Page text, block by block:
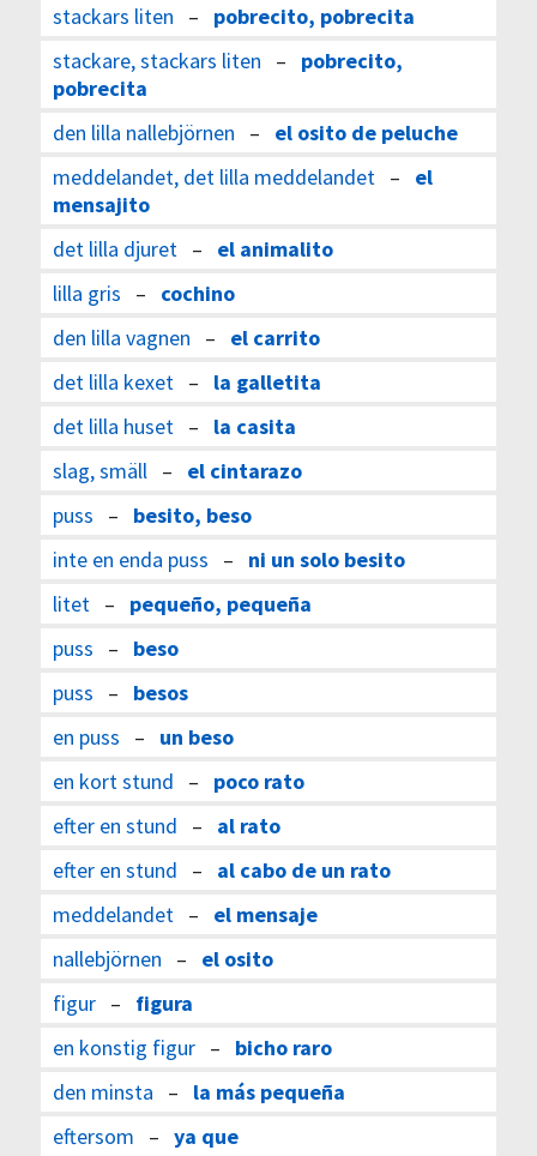
stackars liten – pobrecito, pobrecita
stackare, stackars liten – pobrecito,
pobrecita
den lilla nallebjörnen – el osito de peluche
meddelandet, det lilla meddelandet– el
mensajito
det lilla djuret– el animalito
lilla gris – cochino
den lilla vagnen – el carrito
det lilla kexet– la galletita
det lilla huset– la casita
slag, smäll– el cintarazo
puss – besito, beso
inte en enda puss – ni un solo besito
litet– pequeño, pequeña
puss – beso
puss – besos
en puss – un beso
en kort stund – poco rato
efter en stund – al rato
efter en stund – al cabo de un rato
meddelandet– el mensaje
nallebjörnen – el osito
figur– figura
en konstig figur– bicho raro
den minsta – la más pequeña
eftersom – ya que